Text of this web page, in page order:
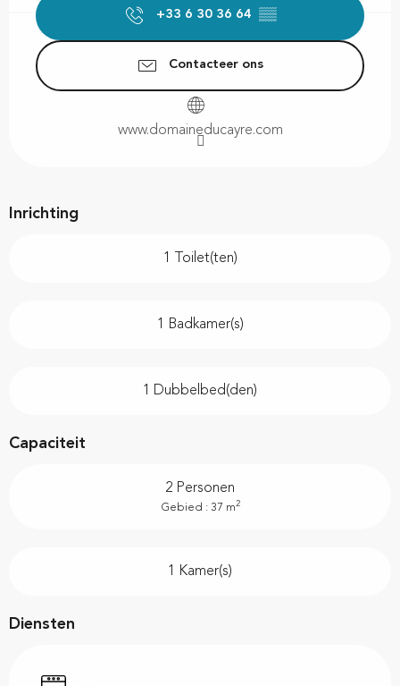
+33 6 30 36 64 ▒▒
Contacteer ons
www.domaineducayre.com
Inrichting
1 Toilet(ten)
1 Badkamer(s)
1 Dubbelbed(den)
Capaciteit
2 Personen
Gebied : 37 m 2
1 Kamer(s)
Diensten